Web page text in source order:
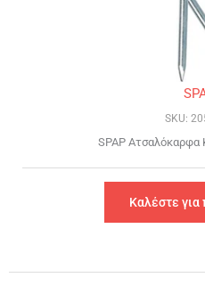
SKU:
SPAP Ατσαλόκαρφα
Καλέστε για